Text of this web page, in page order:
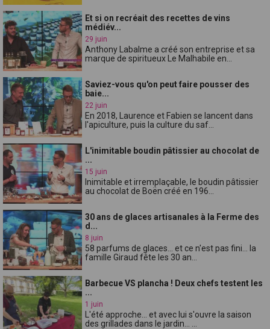
Et si on recréait des recettes de vins
médiév...
29 juin
Anthony Labalme a créé son entreprise et sa
marque de spiritueux Le Malhabile en...
Saviez-vous qu'on peut faire pousser des
baie...
22 juin
En 2018, Laurence et Fabien se lancent dans
l'apiculture, puis la culture du saf...
L'inimitable boudin pâtissier au chocolat de
...
15 juin
Inimitable et irremplaçable, le boudin pâtissier
au chocolat de Boën créé en 196...
30 ans de glaces artisanales à la Ferme des
d...
8 juin
58 parfums de glaces... et ce n'est pas fini... la
famille Giraud fête les 30 an...
Barbecue VS plancha ! Deux chefs testent les
...
1 juin
L'été approche... et avec lui s'ouvre la saison
des grillades dans le jardin... ...